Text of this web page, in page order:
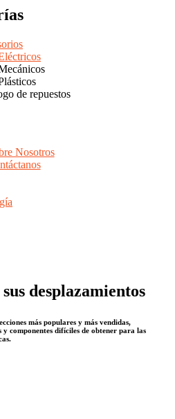
de repuestos
Nosotros
desplazamientos
más populares y más vendidas,
y componentes difíciles de obtener para las